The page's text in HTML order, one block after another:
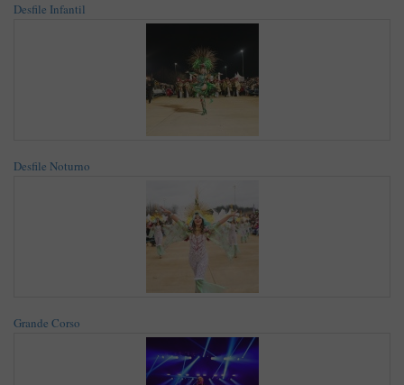
Desfile Infantil
Desfile Noturno
Grande Corso